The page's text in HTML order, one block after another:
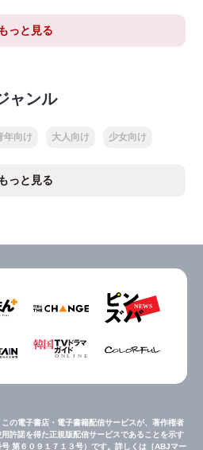
もっと見る
ャンル
年向け 大人向け 少女向け
もっと見る
この電子書店・電子書籍配信サービスが、著作権者
許諾を得た正規版配信サービスであることを示す
第６０９１７１３号）です。詳しくは［ABJマー